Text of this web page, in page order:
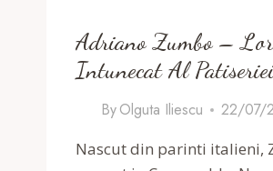
Adriano Zumbo –
Intunecat Al
ByOlguta Iliescu
22/07/
Nascut din parinti italieni,